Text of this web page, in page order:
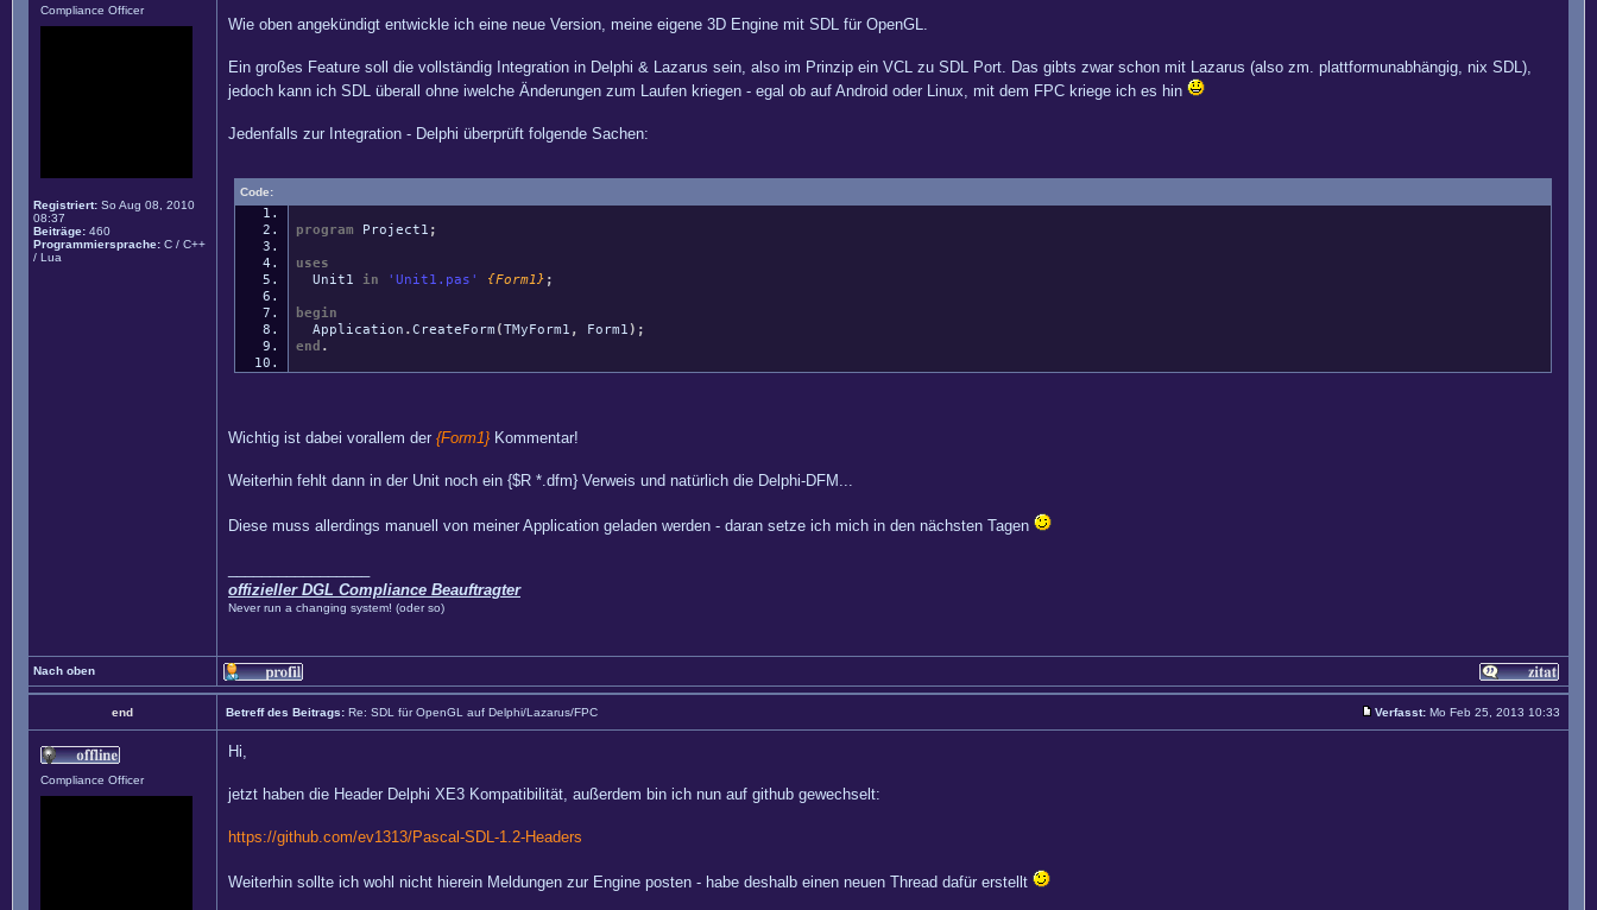
Compliance Officer
Registriert: So Aug 08, 2010
08:37
Beiträge: 460
Programmiersprache: C / C++
/ Lua
Wie oben angekündigt entwickle ich eine neue Version, meine eigene 3D Engine mit SDL für OpenGL.
Ein großes Feature soll die vollständig Integration in Delphi & Lazarus sein, also im Prinzip ein VCL zu SDL Port. Das gibts zwar schon mit Lazarus (also zm. plattformunabhängig, nix SDL),
jedoch kann ich SDL überall ohne iwelche Änderungen zum Laufen kriegen - egal ob auf Android oder Linux, mit dem FPC kriege ich es hin
Jedenfalls zur Integration - Delphi überprüft folgende Sachen:
Code:
program Project1 ;
uses
Unit1 in 'Unit1.pas' {Form1} ;
begin
Application .CreateForm (TMyForm1 , Form1 ) ;
end .
Wichtig ist dabei vorallem der {Form1} Kommentar!
Weiterhin fehlt dann in der Unit noch ein {$R *.dfm} Verweis und natürlich die Delphi-DFM...
Diese muss allerdings manuell von meiner Application geladen werden - daran setze ich mich in den nächsten Tagen
offizieller DGL Compliance Beauftragter
Never run a changing system! (oder so)
Nach oben
end Betreff des Beitrags: Re: SDL für OpenGL auf Delphi/Lazarus/FPC Verfasst: Mo Feb 25, 2013 10:33
Compliance Officer
Hi,
jetzt haben die Header Delphi XE3 Kompatibilität, außerdem bin ich nun auf github gewechselt:
https://github.com/ev1313/Pascal-SDL-1.2-Headers
Weiterhin sollte ich wohl nicht hierein Meldungen zur Engine posten - habe deshalb einen neuen Thread dafür erstellt